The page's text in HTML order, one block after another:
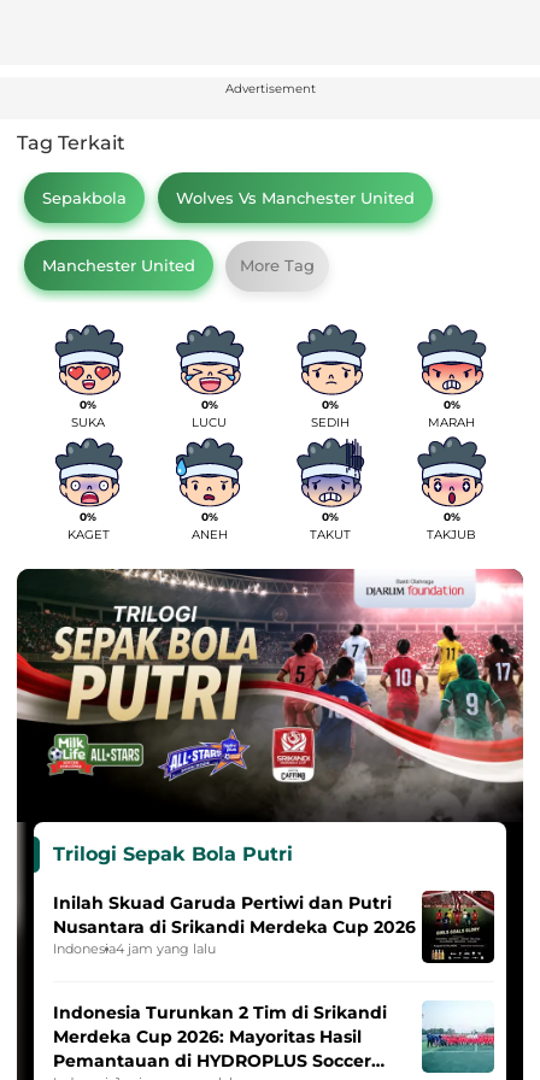
Advertisement
Tag Terkait
Sepakbola Wolves Vs Manchester United
Manchester United More Tag
0%
SUKA
0%
LUCU
0%
SEDIH
0%
MARAH
0%
KAGET
0%
ANEH
0%
TAKUT
0%
TAKJUB
Trilogi Sepak Bola Putri
Inilah Skuad Garuda Pertiwi dan Putri
Nusantara di Srikandi Merdeka Cup 2026
Indonesia4 jam yang lalu
Indonesia Turunkan 2 Tim di Srikandi
Merdeka Cup 2026: Mayoritas Hasil
Pemantauan di HYDROPLUS Soccer